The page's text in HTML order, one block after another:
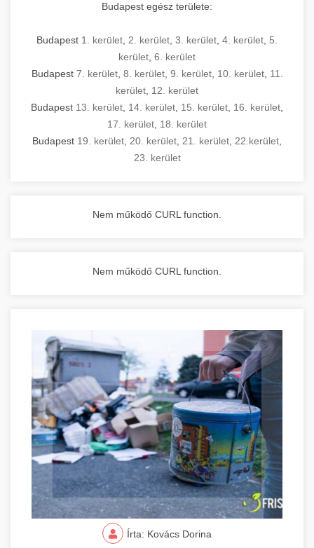
Budapest egész területe:
Budapest 1. kerület 2. kerület 3. kerület 4. kerület 5.
kerület 6. kerület
Budapest 7. kerület, 8. kerület, 9. kerület, 10. kerület, 11.
kerület 12. kerület
Budapest 13. kerület 14. kerület 15. kerület 16. kerület
17. kerület 18. kerület
Budapest 19. kerület 20. kerület 21. kerület 22.kerület
23. kerület
Nem működő CURL function.
Nem működő CURL function.
Írta: Kovács Dorina